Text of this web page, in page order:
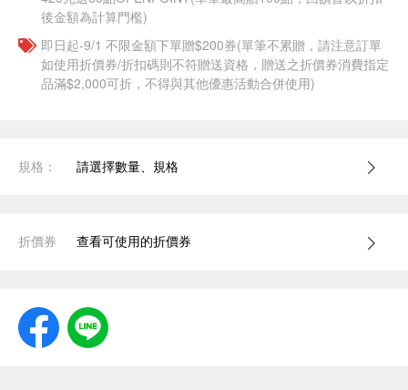
後金額為計算門檻)
即日起-9/1 不限金額下單贈$200券(單筆不累贈，請注意訂單
如使用折價券/折扣碼則不符贈送資格，贈送之折價券消費指定
品滿$2,000可折，不得與其他優惠活動合併使用)
規格： 請選擇數量、規格
折價券 查看可使用的折價券